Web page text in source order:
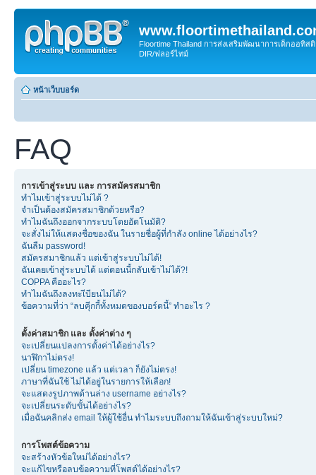
Floortime Thailand การส่งเสริมพัฒนาการเด็กออทิ
DIR/ฟลอร์ไทม์
หน้าเว็บบอร์ด
FAQ
การเข้าสู่ระบบ และ การสมัครสมาชิก
ทำไมเข้าสู่ระบบไม่ได้ ?
จำเป็นต้องสมัครสมาชิกด้วยหรือ?
ทำไมฉันถึงออกจากระบบโดยอัตโนมัติ?
จะสั่งไม่ให้แสดงชื่อของฉัน ในรายชื่อผู้ที่กำลัง online ได้อย่างไร?
ฉันลืม password!
สมัครสมาชิกแล้ว แต่เข้าสู่ระบบไม่ได้!
ฉันเคยเข้าสู่ระบบได้ แต่ตอนนี้กลับเข้าไม่ได้?!
COPPA คืออะไร?
ทำไมฉันถึงลงทะเีบียนไม่ได้?
ข้อความที่ว่า “ลบคุีกกี้ทั้งหมดของบอร์ดนี้” ทำอะไร ?
ตั้งค่าสมาชิก และ ตั้งค่าต่าง ๆ
จะเปลี่ยนแปลงการตั้งค่าได้อย่างไร?
นาฬิกาไม่ตรง!
เปลี่ยน timezone แล้ว แต่เวลา ก็ยังไม่ตรง!
ภาษาที่ฉันใช้ ไม่ได้อยู่ในรายการให้เลือก!
จะแสดงรูปภาพด้านล่าง username อย่างไร?
จะเปลี่ยนระดับขั้นได้อย่างไร?
เมื่อฉันคลิกส่ง email ให้ผู้ใช้อื่น ทำไมระบบถึงถามให้ฉันเข้าสู่ระบบใหม่?
การโพสต์ข้อความ
จะสร้างหัวข้อใหม่ได้อย่างไร?
จะแก้ไขหรือลบข้อความที่โพสต์ได้อย่างไร?